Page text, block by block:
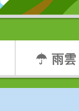
雨雲